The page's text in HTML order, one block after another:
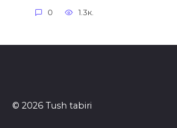
0 1.3к.
© 2026 Tush tabiri